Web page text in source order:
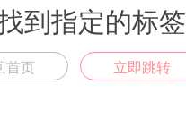
到指定的标签
首页 立即跳转